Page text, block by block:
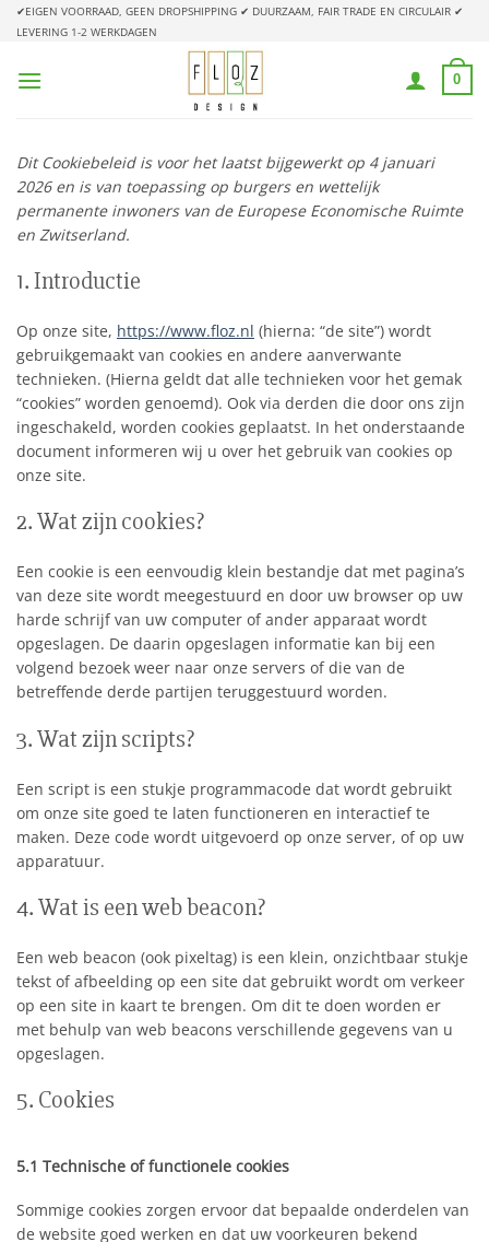
Ga
naar
✔EIGEN VOORRAAD, GEEN DROPSHIPPING ✔ DUURZAAM, FAIR TRADE EN CIRCULAIR ✔
LEVERING 1-2 WERKDAGEN
0
Dit Cookiebeleid is voor het laatst bijgewerkt op 4 januari
2026 en is van toepassing op burgers en wettelijk
permanente inwoners van de Europese Economische Ruimte
en Zwitserland.
1. Introductie
Op onze site, https://www.floz.nl (hierna: “de site”) wordt
gebruikgemaakt van cookies en andere aanverwante
technieken. (Hierna geldt dat alle technieken voor het gemak
“cookies” worden genoemd). Ook via derden die door ons zijn
ingeschakeld, worden cookies geplaatst. In het onderstaande
document informeren wij u over het gebruik van cookies op
onze site.
2. Wat zijn cookies?
Een cookie is een eenvoudig klein bestandje dat met pagina’s
van deze site wordt meegestuurd en door uw browser op uw
harde schrijf van uw computer of ander apparaat wordt
opgeslagen. De daarin opgeslagen informatie kan bij een
volgend bezoek weer naar onze servers of die van de
betreffende derde partijen teruggestuurd worden.
3. Wat zijn scripts?
Een script is een stukje programmacode dat wordt gebruikt
om onze site goed te laten functioneren en interactief te
maken. Deze code wordt uitgevoerd op onze server, of op uw
apparatuur.
4. Wat is een web beacon?
Een web beacon (ook pixeltag) is een klein, onzichtbaar stukje
tekst of afbeelding op een site dat gebruikt wordt om verkeer
op een site in kaart te brengen. Om dit te doen worden er
met behulp van web beacons verschillende gegevens van u
opgeslagen.
5. Cookies
5.1 Technische of functionele cookies
Sommige cookies zorgen ervoor dat bepaalde onderdelen van
de website goed werken en dat uw voorkeuren bekend